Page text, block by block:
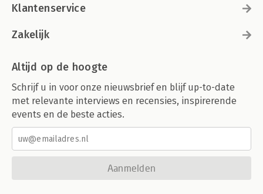
Klantenservice
Zakelijk
Altijd op de hoogte
Schrijf u in voor onze nieuwsbrief en blijf up-to-date
met relevante interviews en recensies, inspirerende
events en de beste acties.
Aanmelden